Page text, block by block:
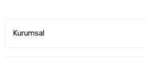
Kurumsal